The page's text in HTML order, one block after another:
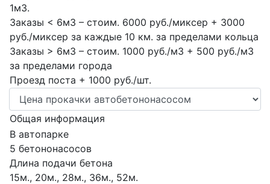
1м3.
Заказы < 6м3 – стоим. 6000 руб./миксер + 3000
руб./миксер за каждые 10 км. за пределами кольца
Заказы > 6м3 – стоим. 1000 руб./м3 + 500 руб./м3
за пределами города
Проезд поста + 1000 руб./шт.
Общая информация
В автопарке
5 бетононасосов
Длина подачи бетона
15м., 20м., 28м., 36м., 52м.